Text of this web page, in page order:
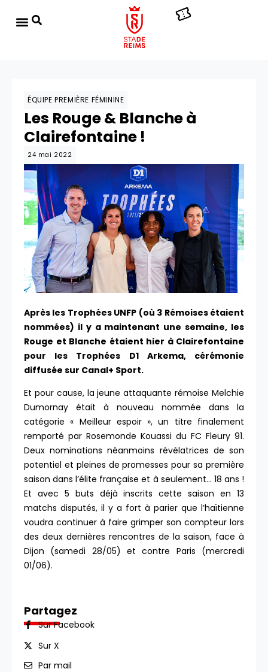
ÉQUIPE PREMIÈRE FÉMININE
Les Rouge & Blanche à
Clairefontaine !
24 mai 2022
Après les Trophées UNFP (où 3 Rémoises étaient
nommées) il y a maintenant une semaine, les
Rouge et Blanche étaient hier à Clairefontaine
pour les Trophées D1 Arkema, cérémonie
diffusée sur Canal+ Sport.
Et pour cause, la jeune attaquante rémoise Melchie
Dumornay était à nouveau nommée dans la
catégorie « Meilleur espoir », un titre finalement
remporté par Rosemonde Kouassi du FC Fleury 91.
Deux nominations néanmoins révélatrices de son
potentiel et pleines de promesses pour sa première
saison dans l’élite française et à seulement… 18 ans !
Et avec 5 buts déjà inscrits cette saison en 13
matchs disputés, il y a fort à parier que l’haïtienne
voudra continuer à faire grimper son compteur lors
des deux dernières rencontres de la saison, face à
Dijon (samedi 28/05) et contre Paris (mercredi
01/06).
Partagez
Sur Facebook
Sur X
Par mail